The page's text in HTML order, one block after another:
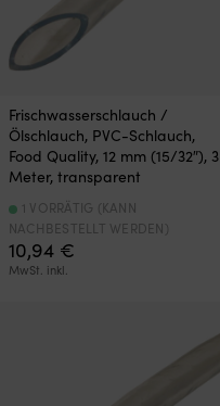
Frischwasserschlauch /
Ölschlauch, PVC-Schlauch,
Food Quality, 12 mm (15/32″), 3
Meter, transparent
10,94 €
MwSt. inkl.
1 VORRÄTIG (KANN
NACHBESTELLT WERDEN)